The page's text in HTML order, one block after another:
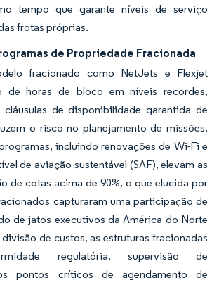
tempo que garante níveis de serviço
frotas próprias.
de Propriedade Fracionada
fracionado como NetJets e Flexjet
de horas de bloco em níveis recordes,
de disponibilidade garantida de
o risco no planejamento de missões.
incluindo renovações de Wi-Fi e
de aviação sustentável (SAF), elevam as
de cotas acima de 90%, o que elucida por
capturaram uma participação de
de jatos executivos da América do Norte
de custos, as estruturas fracionadas
regulatória, supervisão de
pontos críticos de agendamento de